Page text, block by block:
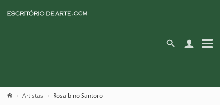
Artistas Rosalbino Santoro